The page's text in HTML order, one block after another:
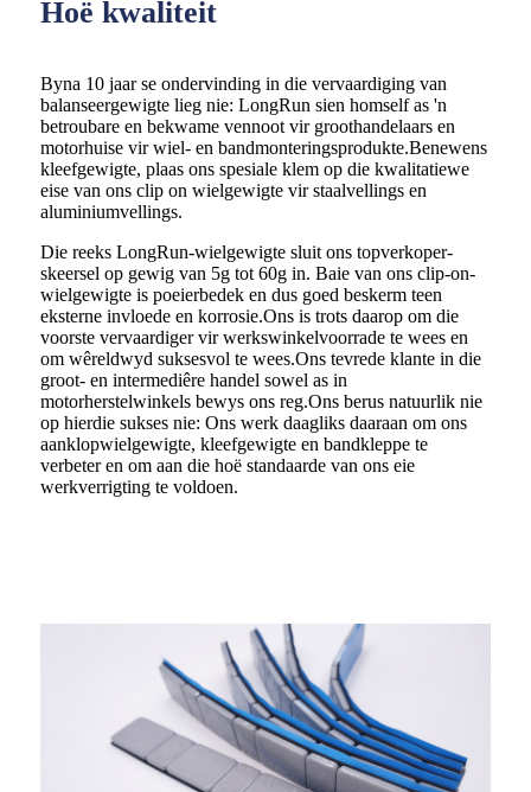
Hoë kwaliteit
Byna 10 jaar se ondervinding in die vervaardiging van
balanseergewigte lieg nie: LongRun sien homself as 'n
betroubare en bekwame vennoot vir groothandelaars en
motorhuise vir wiel- en bandmonteringsprodukte.Benewens
kleefgewigte, plaas ons spesiale klem op die kwalitatiewe
eise van ons clip on wielgewigte vir staalvellings en
aluminiumvellings.
Die reeks LongRun-wielgewigte sluit ons topverkoper-
skeersel op gewig van 5g tot 60g in. Baie van ons clip-on-
wielgewigte is poeierbedek en dus goed beskerm teen
eksterne invloede en korrosie.Ons is trots daarop om die
voorste vervaardiger vir werkswinkelvoorrade te wees en
om wêreldwyd suksesvol te wees.Ons tevrede klante in die
groot- en intermediêre handel sowel as in
motorherstelwinkels bewys ons reg.Ons berus natuurlik nie
op hierdie sukses nie: Ons werk daagliks daaraan om ons
aanklopwielgewigte, kleefgewigte en bandkleppe te
verbeter en om aan die hoë standaarde van ons eie
werkverrigting te voldoen.